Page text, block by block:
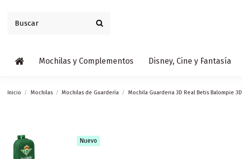
Mochilas y Complementos Disney, Cine y Fantasía
Inicio Mochilas Mochilas de Guardería Mochila Guarderia 3D Real Betis Balompie 3D
Nuevo